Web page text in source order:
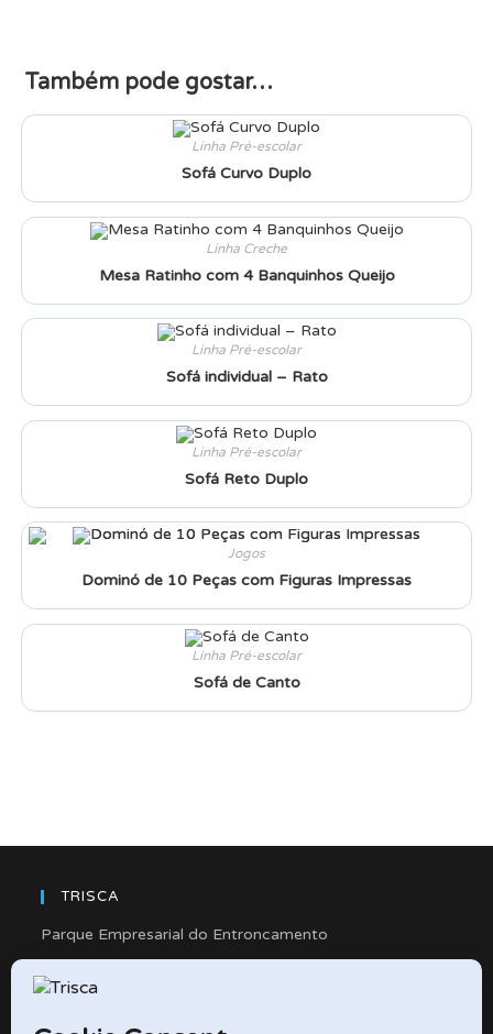
Também pode gostar…
Linha Pré-escolar
Sofá Curvo Duplo
Linha Creche
Mesa Ratinho com 4 Banquinhos Queijo
Linha Pré-escolar
Sofá individual – Rato
Linha Pré-escolar
Sofá Reto Duplo
Jogos
Dominó de 10 Peças com Figuras Impressas
Linha Pré-escolar
Sofá de Canto
TRISCA
Parque Empresarial do Entroncamento
Rua Cidade de Friedberg, Lote 4
2330-263 Entroncamento – Portugal